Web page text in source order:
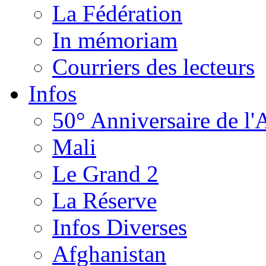
La Fédération
In mémoriam
Courriers des lecteurs
Infos
50° Anniversaire de
Mali
Le Grand 2
La Réserve
Infos Diverses
Afghanistan